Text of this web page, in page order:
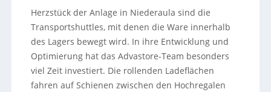
Herzstück der Anlage in Niederaula sind die
Transportshuttles, mit denen die Ware innerhalb
des Lagers bewegt wird. In ihre Entwicklung und
Optimierung hat das Advastore-Team besonders
viel Zeit investiert. Die rollenden Ladeflächen
fahren auf Schienen zwischen den Hochregalen